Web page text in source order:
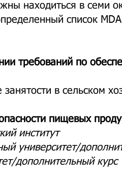
находиться в семи
список
требований по
в сельском
пищевых
институт
университет/
дополнительный курс